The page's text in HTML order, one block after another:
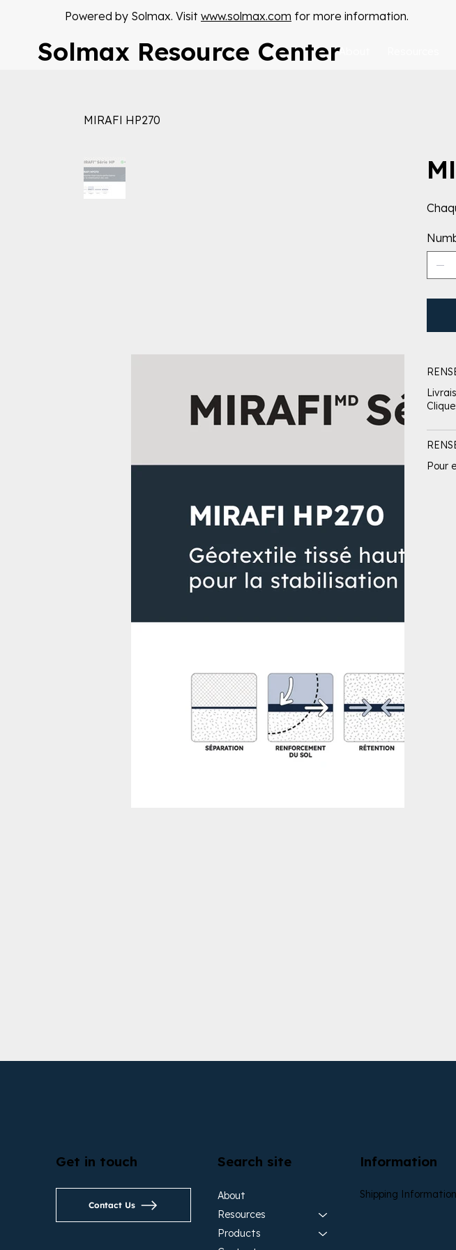
Powered by Solmax. Visit www.solmax.com for more information.
Solmax Resource CenterAbout
MIRAFI HP270
Pour
Search site
About
Resources
Products
Information
Shipping Information
Get in touch
Contact Us